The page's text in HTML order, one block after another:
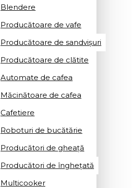
Blendere
Producătoare de vafe
Producătoare de sandvişuri
Producătoare de clătite
Automate de cafea
Măcinătoare de cafea
Cafetiere
Roboturi de bucătărie
Producători de gheață
Producători de înghețată
Multicooker